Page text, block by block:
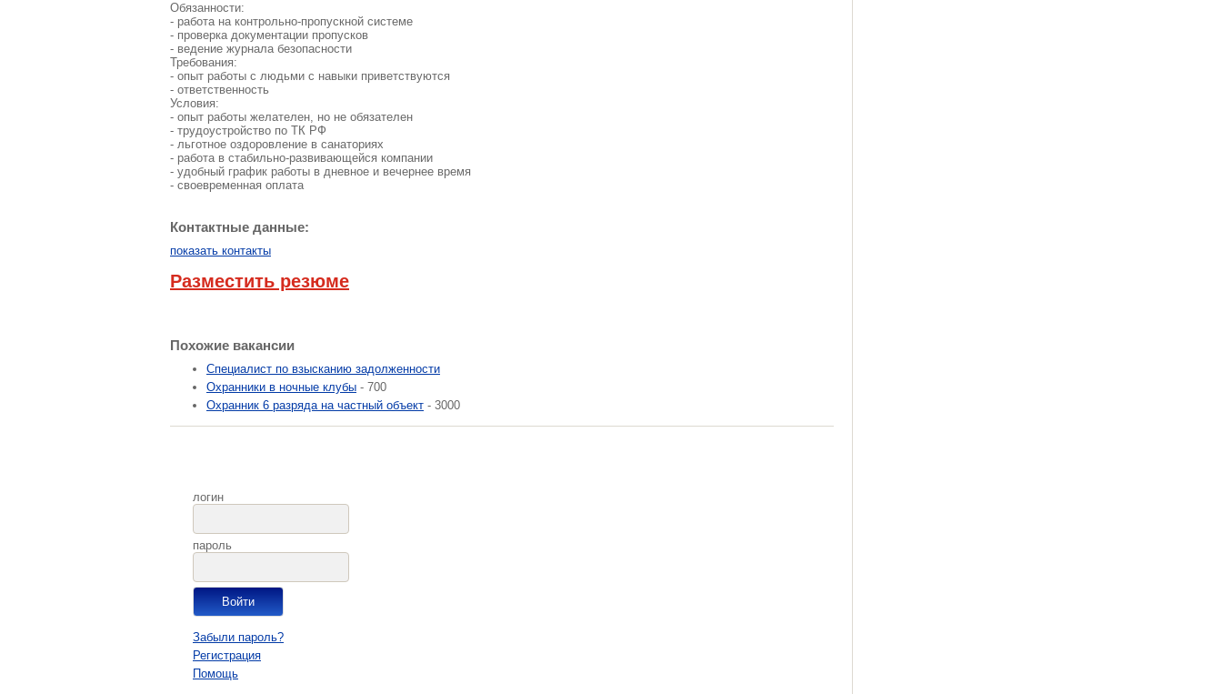
Обязанности:
- работа на контрольно-пропускной системе
- проверка документации пропусков
- ведение журнала безопасности
Требования:
- опыт работы с людьми с навыки приветствуются
- ответственность
Условия:
- опыт работы желателен, но не обязателен
- трудоустройство по ТК РФ
- льготное оздоровление в санаториях
- работа в стабильно-развивающейся компании
- удобный график работы в дневное и вечернее время
- своевременная оплата
Контактные данные:
показать контакты
Разместить резюме
Похожие вакансии
Специалист по взысканию задолженности
Охранники в ночные клубы - 700
Охранник 6 разряда на частный объект - 3000
логин
пароль
Забыли пароль?
Регистрация
Помощь